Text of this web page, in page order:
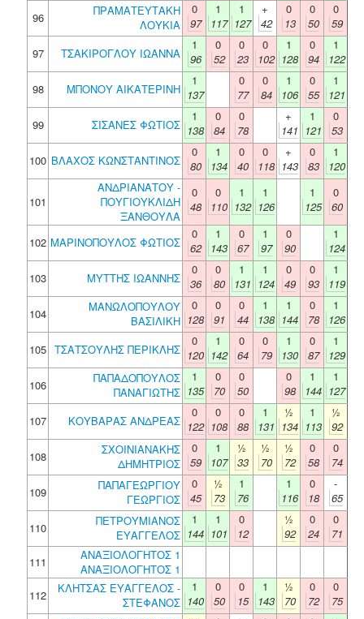
96
ΠΡΑΜΑΤΕΥΤΑΚΗ
ΛΟΥΚΙΑ
0
97
1
117
1
127
+
42
0
13
0
50
0
59
97
ΤΣΑΚΙΡΟΓΛΟΥ ΙΩΑΝΝΑ
1
96
0
52
0
23
0
102
1
128
0
94
1
122
98
ΜΠΟΝΟΥ ΑΙΚΑΤΕΡΙΝΗ
1
137
0
77
0
84
1
106
0
55
1
121
99
ΣΙΣΑΝΕΣ ΦΩΤΙΟΣ
1
138
0
84
0
78
+
141
1
121
0
53
100 ΒΛΑΧΟΣ ΚΩΝΣΤΑΝΤΙΝΟΣ
0
80
1
134
0
40
0
118
+
143
0
83
1
120
101
ΑΝΔΡΙΑΝΑΤΟΥ -
ΠΟΥΓΙΟΥΚΛΙΔΗ
ΞΑΝΘΟΥΛΑ
0
48
0
110
1
132
1
126
1
125
0
60
102 ΜΑΡΙΝΟΠΟΥΛΟΣ ΦΩΤΙΟΣ
0
62
1
143
0
67
1
97
0
90
1
124
103
ΜΥΤΤΗΣ ΙΩΑΝΝΗΣ
0
36
0
80
1
131
1
124
0
49
0
93
1
119
104
ΜΑΝΩΛΟΠΟΥΛΟΥ
ΒΑΣΙΛΙΚΗ
0
128
0
91
0
44
1
138
1
144
0
78
1
126
105 ΤΣΑΤΣΟΥΛΗΣ ΠΕΡΙΚΛΗΣ
0
120
1
142
0
64
0
79
1
130
0
87
1
129
106
ΠΑΠΑΔΟΠΟΥΛΟΣ
ΠΑΝΑΓΙΩΤΗΣ
1
135
0
70
0
50
0
98
1
144
1
127
107
ΚΟΥΒΑΡΑΣ ΑΝΔΡΕΑΣ
0
122
0
108
0
88
1
131
½
134
1
113
½
92
108
ΣΧΟΙΝΙΑΝΑΚΗΣ
ΔΗΜΗΤΡΙΟΣ
0
59
1
107
½
33
½
70
½
72
0
58
0
74
109
ΠΑΠΑΓΕΩΡΓΙΟΥ
ΓΕΩΡΓΙΟΣ
0
45
½
73
1
76
1
116
0
18
-
65
110
ΠΕΤΡΟΥΜΙΑΝΟΣ
ΕΥΑΓΓΕΛΟΣ
1
144
1
101
0
12
½
92
0
24
0
71
111
ΑΝΑΞΙΟΛΟΓΗΤΟΣ 1
ΑΝΑΞΙΟΛΟΓΗΤΟΣ 1
112
ΚΛΗΤΣΑΣ ΕΥΑΓΓΕΛΟΣ -
ΣΤΕΦΑΝΟΣ
1
140
0
50
0
15
1
143
½
70
0
72
0
75